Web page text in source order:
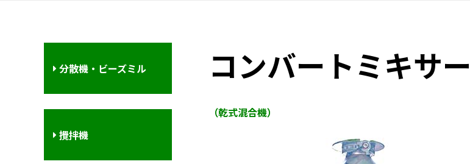
コンバートミキサー
（乾式混合機）
分散機・ビーズミル
攪拌機